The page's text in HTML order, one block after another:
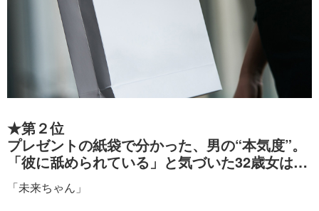
★第２位
プレゼントの紙袋で分かった、男の“本気度”。
「彼に舐められている」と気づいた32歳女は…
「未来ちゃん」